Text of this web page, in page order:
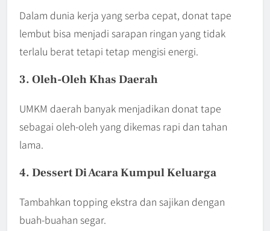
Dalam dunia kerja yang serba cepat, donat tape
lembut bisa menjadi sarapan ringan yang tidak
terlalu berat tetapi tetap mengisi energi.
3. Oleh-Oleh Khas Daerah
UMKM daerah banyak menjadikan donat tape
sebagai oleh-oleh yang dikemas rapi dan tahan
lama.
4. Dessert Di Acara Kumpul Keluarga
Tambahkan topping ekstra dan sajikan dengan
buah-buahan segar.